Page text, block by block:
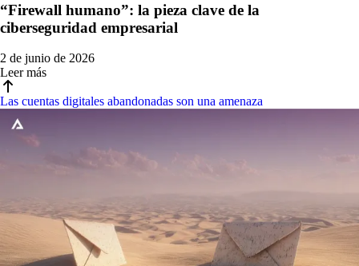
“Firewall humano”: la pieza clave de la
ciberseguridad empresarial
2 de junio de 2026
Leer más
Las cuentas digitales abandonadas son una amenaza